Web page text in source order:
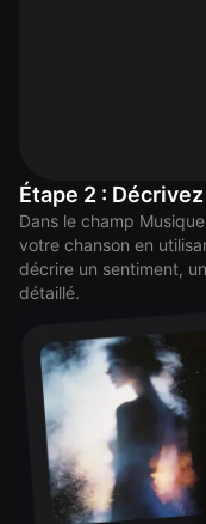
Étape 2 :
Dans le champ
votre chanson en
décrire un sentiment,
détaillé.